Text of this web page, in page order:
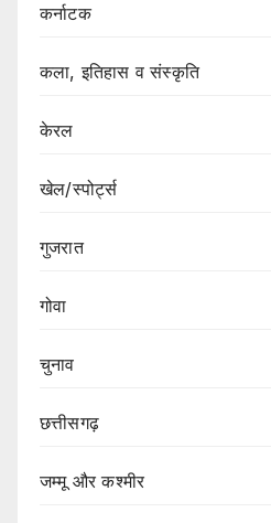
कर्नाटक
कला, इतिहास व संस्कृति
केरल
खेल/स्पोर्ट्स
गुजरात
गोवा
चुनाव
छत्तीसगढ़
जम्मू और कश्मीर